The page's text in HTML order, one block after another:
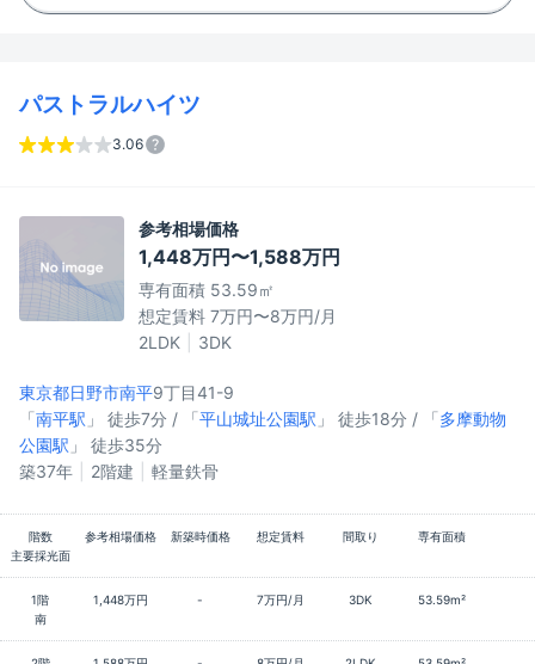
パストラルハイツ
3.06
参考相場価格
1,448万円〜1,588万円
専有面積 53.59㎡
想定賃料 7万円〜8万円/月
2LDK
3DK
東京都日野市南平9丁目41-9
「南平駅 」 徒歩7分 / 「平山城址公園駅 」 徒歩18分 / 「多摩動物
公園駅 」 徒歩35分
築37年
2階建 軽量鉄骨
階数 参考相場価格 新築時価格 想定賃料 間取り
専有面積
主要採光面
1階 1,448万円 - 7万円/月 3DK
53.59m²
南